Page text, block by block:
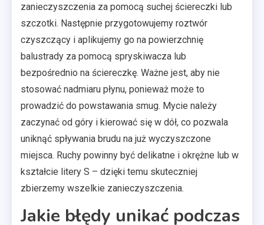
zanieczyszczenia za pomocą suchej ściereczki lub
szczotki. Następnie przygotowujemy roztwór
czyszczący i aplikujemy go na powierzchnię
balustrady za pomocą spryskiwacza lub
bezpośrednio na ściereczkę. Ważne jest, aby nie
stosować nadmiaru płynu, ponieważ może to
prowadzić do powstawania smug. Mycie należy
zaczynać od góry i kierować się w dół, co pozwala
uniknąć spływania brudu na już wyczyszczone
miejsca. Ruchy powinny być delikatne i okrężne lub w
kształcie litery S – dzięki temu skuteczniej
zbierzemy wszelkie zanieczyszczenia.
Jakie błędy unikać podczas